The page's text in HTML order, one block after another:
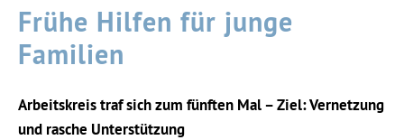
Frühe Hilfen für junge
Familien
Arbeitskreis traf sich zum fünften Mal – Ziel: Vernetzung
und rasche Unterstützung